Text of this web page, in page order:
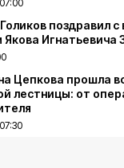
поздравил
Игнатьевича
Цепкова прошла
лестницы: от